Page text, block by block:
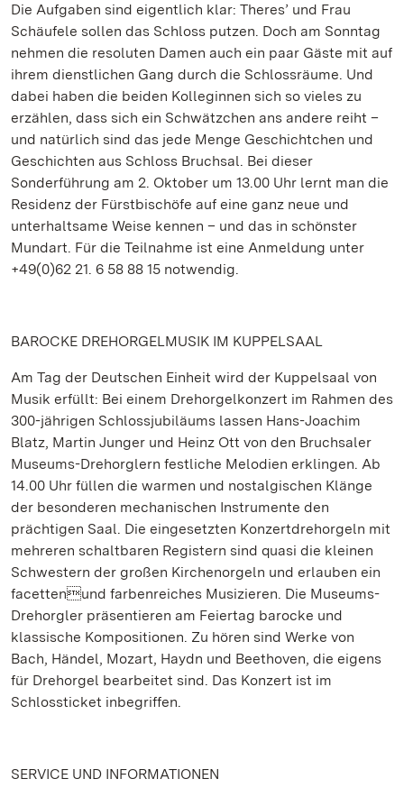
Die Aufgaben sind eigentlich klar: Theres’ und Frau
Schäufele sollen das Schloss putzen. Doch am Sonntag
nehmen die resoluten Damen auch ein paar Gäste mit auf
ihrem dienstlichen Gang durch die Schlossräume. Und
dabei haben die beiden Kolleginnen sich so vieles zu
erzählen, dass sich ein Schwätzchen ans andere reiht –
und natürlich sind das jede Menge Geschichtchen und
Geschichten aus Schloss Bruchsal. Bei dieser
Sonderführung am 2. Oktober um 13.00 Uhr lernt man die
Residenz der Fürstbischöfe auf eine ganz neue und
unterhaltsame Weise kennen – und das in schönster
Mundart. Für die Teilnahme ist eine Anmeldung unter
+49(0)62 21. 6 58 88 15 notwendig.
BAROCKE DREHORGELMUSIK IM KUPPELSAAL
Am Tag der Deutschen Einheit wird der Kuppelsaal von
Musik erfüllt: Bei einem Drehorgelkonzert im Rahmen des
300-jährigen Schlossjubiläums lassen Hans-Joachim
Blatz, Martin Junger und Heinz Ott von den Bruchsaler
Museums-Drehorglern festliche Melodien erklingen. Ab
14.00 Uhr füllen die warmen und nostalgischen Klänge
der besonderen mechanischen Instrumente den
prächtigen Saal. Die eingesetzten Konzertdrehorgeln mit
mehreren schaltbaren Registern sind quasi die kleinen
Schwestern der großen Kirchenorgeln und erlauben ein
facettenund farbenreiches Musizieren. Die Museums-
Drehorgler präsentieren am Feiertag barocke und
klassische Kompositionen. Zu hören sind Werke von
Bach, Händel, Mozart, Haydn und Beethoven, die eigens
für Drehorgel bearbeitet sind. Das Konzert ist im
Schlossticket inbegriffen.
SERVICE UND INFORMATIONEN